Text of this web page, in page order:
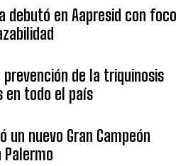
debutó en Aapresid con foco
prevención de la triquinosis
en todo el país
un nuevo Gran Campeón
Palermo